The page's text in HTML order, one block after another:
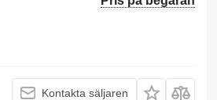
Kontakta säljaren